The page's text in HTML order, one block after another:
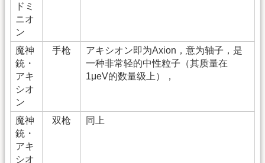
ドミ
ニオ
ン
魔神
銃・
アキ
シオ
ン
手枪
アキシオン即为Axion，意为轴子，是
一种非常轻的中性粒子（其质量在
1μeV的数量级上），
魔神
銃・
アキ
シオ
双枪 同上